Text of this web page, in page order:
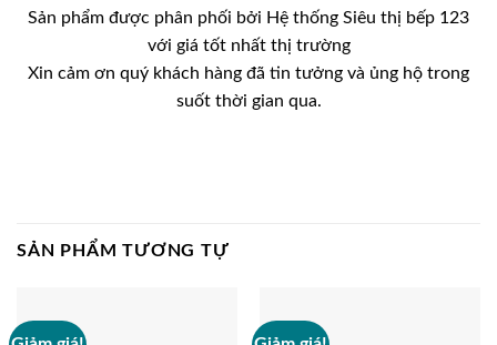
Sản phẩm được phân phối bởi Hệ thống Siêu thị bếp 123
với giá tốt nhất thị trường
Xin cảm ơn quý khách hàng đã tin tưởng và ủng hộ trong
suốt thời gian qua.
SẢN PHẨM TƯƠNG TỰ